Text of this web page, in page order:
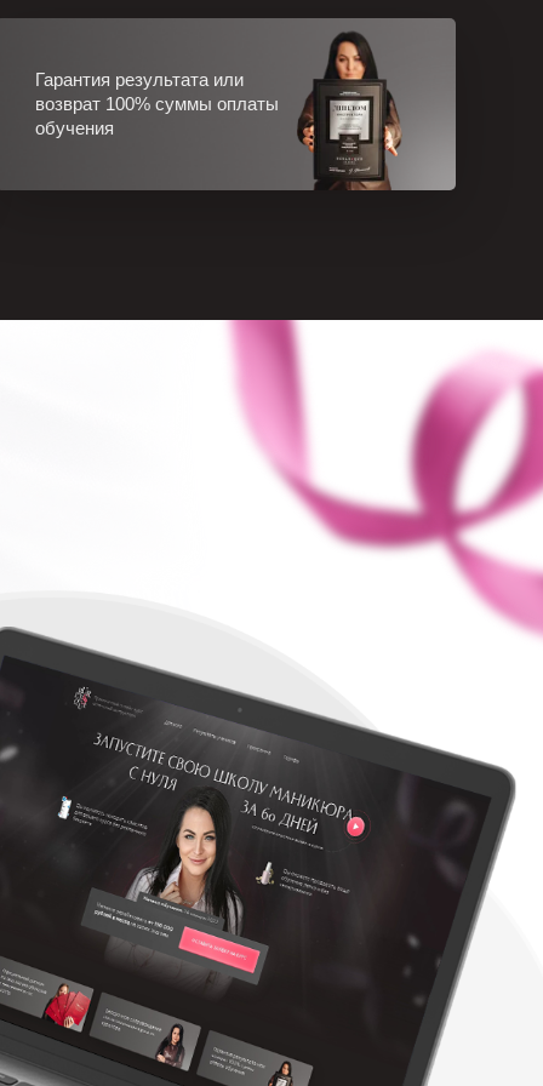
Гарантия результата или
возврат 100% суммы оплаты
обучения